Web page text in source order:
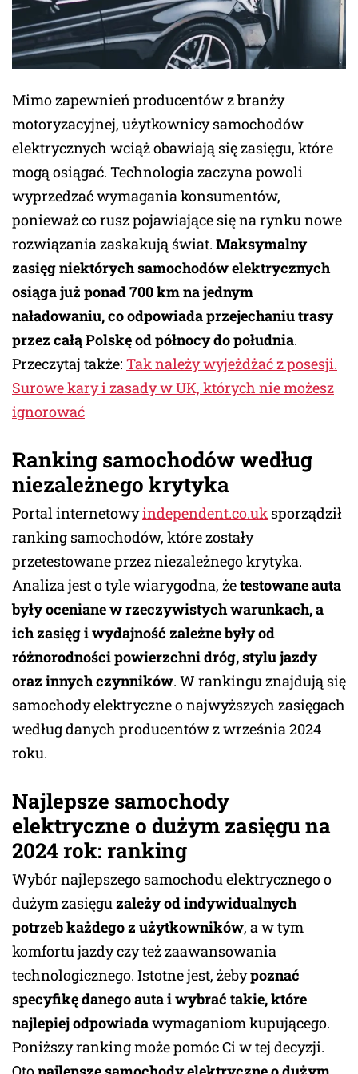
Mimo zapewnień producentów z branży
motoryzacyjnej, użytkownicy samochodów
elektrycznych wciąż obawiają się zasięgu, które
mogą osiągać. Technologia zaczyna powoli
wyprzedzać wymagania konsumentów,
ponieważ co rusz pojawiające się na rynku nowe
rozwiązania zaskakują świat. Maksymalny
zasięg niektórych samochodów elektrycznych
osiąga już ponad 700 km na jednym
naładowaniu, co odpowiada przejechaniu trasy
przez całą Polskę od północy do południa.
Przeczytaj także: Tak należy wyjeżdżać z posesji.
Surowe kary i zasady w UK, których nie możesz
ignorować
Ranking samochodów według
niezależnego krytyka
Portal internetowyindependent.co.uk sporządził
ranking samochodów, które zostały
przetestowane przez niezależnego krytyka.
Analiza jest o tyle wiarygodna, żetestowane auta
były oceniane w rzeczywistych warunkach, a
ich zasięg i wydajność zależne były od
różnorodności powierzchni dróg, stylu jazdy
oraz innych czynników. W rankingu znajdują się
samochody elektryczne o najwyższych zasięgach
według danych producentów z września 2024
roku.
Najlepsze samochody
elektryczne o dużym zasięgu na
2024 rok: ranking
Wybór najlepszego samochodu elektrycznego o
dużym zasięguzależy od indywidualnych
potrzeb każdego z użytkowników, a w tym
komfortu jazdy czy też zaawansowania
technologicznego. Istotne jest, żebypoznać
specyfikę danego auta i wybrać takie, które
najlepiej odpowiadawymaganiom kupującego.
Poniższy ranking może pomóc Ci w tej decyzji.